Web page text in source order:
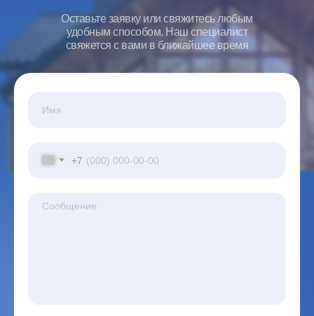
Оставьте заявку или свяжитесь любым
удобным способом. Наш специалист
свяжется с вами в ближайшее время
+7